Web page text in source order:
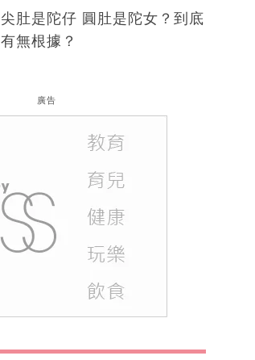
尖肚是陀仔 圓肚是陀女？到底
有無根據？
廣告